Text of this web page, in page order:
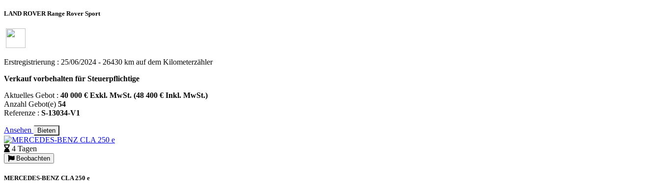
LAND ROVER Range Rover Sport
Erstregistrierung : 25/06/2024 - 26430 km auf dem Kilometerzähler
Verkauf vorbehalten für Steuerpflichtige
Aktuelles Gebot : 40 000 € Exkl. MwSt. (48 400 € Inkl. MwSt.)
Anzahl Gebot(e) 54
Referenze : S-13034-V1
Ansehen Bieten
4 Tagen
Beobachten
MERCEDES-BENZ CLA 250 e